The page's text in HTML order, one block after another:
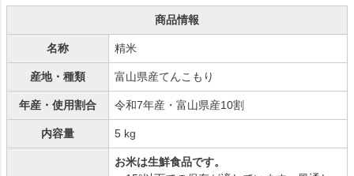
商品情報
名称 精米
産地・種類 富山県産てんこもり
年産・使用割合 令和7年産・富山県産10割
内容量 5 kg
お米は生鮮食品です。